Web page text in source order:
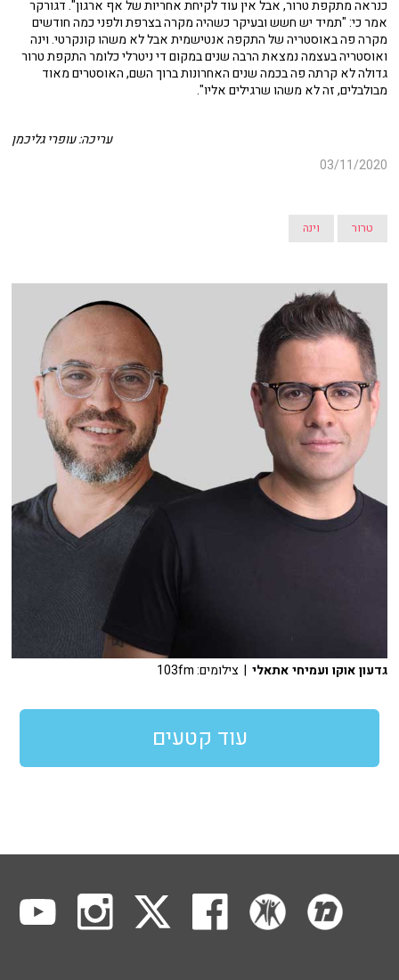
כנראה מתקפת טרור, אבל אין עוד לקיחת אחריות של אף ארגון". דגורקר
אמר כי: "תמיד יש חשש ובעיקר כשהיה מקרה בצרפת ולפני כמה חודשים
מקרה פה באוסטריה של התקפה אנטישמית אבל לא משהו קונקרטי. וינה
ואוסטריה בעצמה נמצאת הרבה שנים במקום די ניטרלי כלומר התקפת טרור
גדולה לא קרתה פה בכמה שנים האחרונות ברוך השם, האוסטרים מאוד
מבולבלים, זה לא משהו שרגילים אליו".
עריכה: עופרי גליכמן
03/11/2020
טרור וינה
גדעון אוקו ועמיחי אתאלי | צילומים: 103fm
עוד קטעים